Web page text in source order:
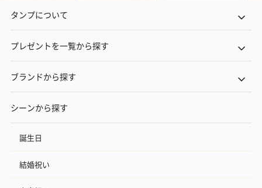
タンプについて
プレゼントを一覧から探す
ブランドから探す
シーンから探す
誕生日
結婚祝い